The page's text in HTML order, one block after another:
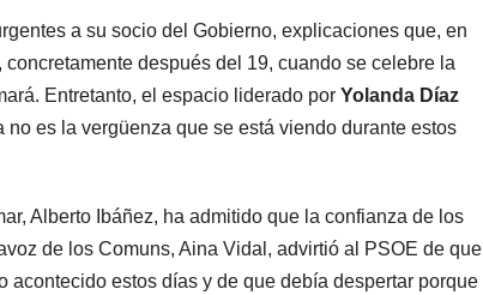
a su socio del Gobierno, explicaciones que, en
después del 19, cuando se celebre la
Entretanto, el espacio liderado por Yolanda Díaz
es la vergüenza que se está viendo durante estos
Alberto Ibáñez, ha admitido que la confianza de los
de los Comuns, Aina Vidal, advirtió al PSOE de que
acontecido estos días y de que debía despertar porque